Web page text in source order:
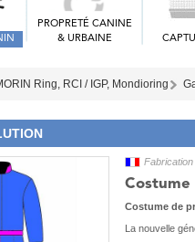
PROPRETÉ CANINE
& URBAINE
Ring, RCI / IGP, Mondioring
Costume
Costume de
La nouvelle